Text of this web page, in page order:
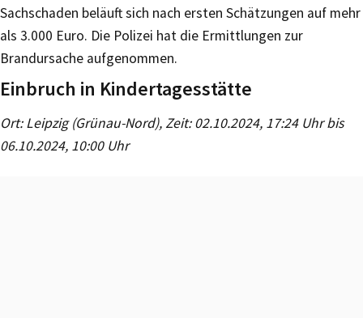
Sachschaden beläuft sich nach ersten Schätzungen auf mehr
als 3.000 Euro. Die Polizei hat die Ermittlungen zur
Brandursache aufgenommen.
Einbruch in Kindertagesstätte
Ort: Leipzig (Grünau-Nord), Zeit: 02.10.2024, 17:24 Uhr bis
06.10.2024, 10:00 Uhr